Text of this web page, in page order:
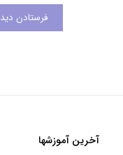
آخرین آموزشها